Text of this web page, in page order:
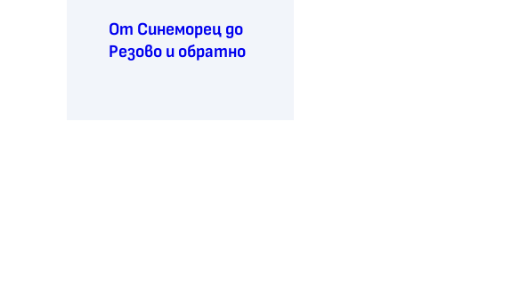
От Синеморец до
Резово и обратно